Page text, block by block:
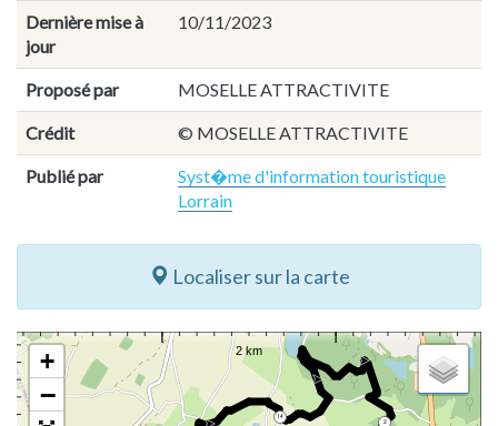
Dernière mise à
jour
10/11/2023
Proposé par MOSELLE ATTRACTIVITE
Crédit © MOSELLE ATTRACTIVITE
Publié par
Syst�me d'information touristique
Lorrain
Localiser sur la carte
2
14
+
−